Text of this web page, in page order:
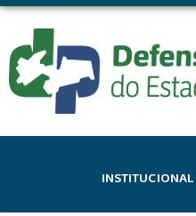
INSTITUCIONAL